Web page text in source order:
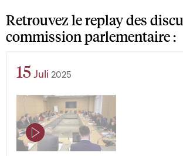
Retrouvez le replay des
commission parlementaire :
15Juli 2025